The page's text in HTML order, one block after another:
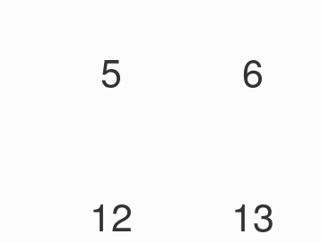
5 6
12 13